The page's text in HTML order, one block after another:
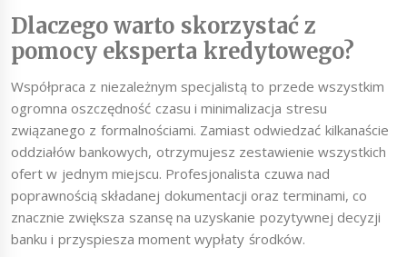
Dlaczego warto skorzystać z
pomocy eksperta kredytowego?
Współpraca z niezależnym specjalistą to przede wszystkim
ogromna oszczędność czasu i minimalizacja stresu
związanego z formalnościami. Zamiast odwiedzać kilkanaście
oddziałów bankowych, otrzymujesz zestawienie wszystkich
ofert w jednym miejscu. Profesjonalista czuwa nad
poprawnością składanej dokumentacji oraz terminami, co
znacznie zwiększa szansę na uzyskanie pozytywnej decyzji
banku i przyspiesza moment wypłaty środków.